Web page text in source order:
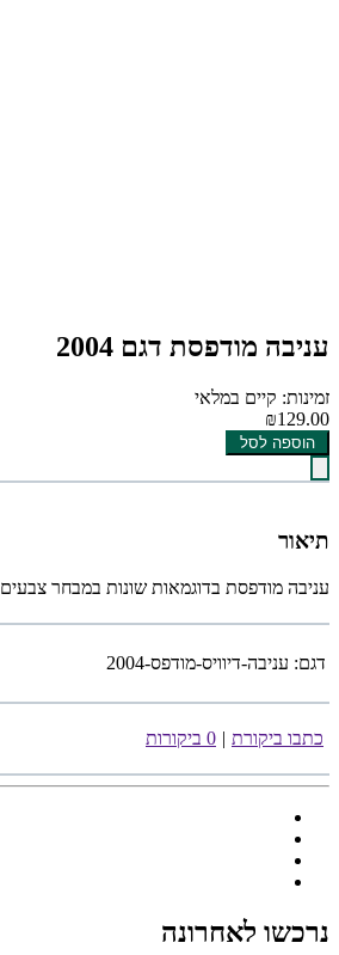
עניבה מודפסת דגם 2004
זמינות: קיים במלאי
₪129.00
הוספה לסל
תיאור
עניבה מודפסת בדוגמאות שונות במבחר צבעים
דגם: עניבה-דיוויס-מודפס-2004
כתבו ביקורת | 0 ביקורות
נרכשו לאחרונה